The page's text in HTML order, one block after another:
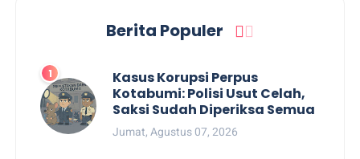
Berita Populer
Kasus Korupsi Perpus
Kotabumi: Polisi Usut Celah,
Saksi Sudah Diperiksa Semua
Jumat, Agustus 07, 2026